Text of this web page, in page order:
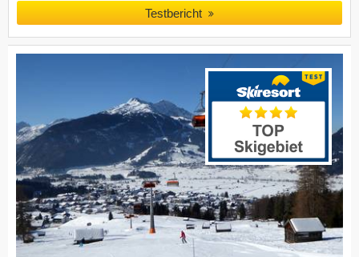
Testbericht